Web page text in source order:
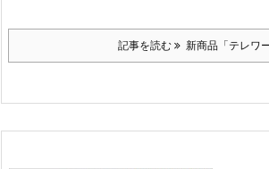
記事を読む 新商品「テレワ